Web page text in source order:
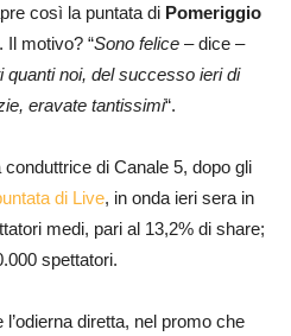
così la puntata di Pomeriggio
. Il motivo? “Sono felice – dice –
quanti noi, del successo ieri di
eravate tantissimi“.
di Canale 5, dopo gli
di Live, in onda ieri sera in
medi, pari al 13,2% di share;
spettatori.
diretta, nel promo che